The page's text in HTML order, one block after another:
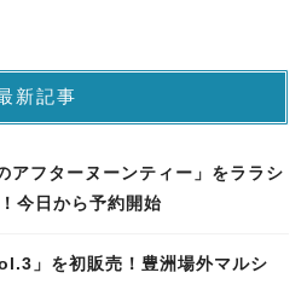
新記事
アフターヌーンティー」をララシ
今日から予約開始
」を初販売！豊洲場外マルシ